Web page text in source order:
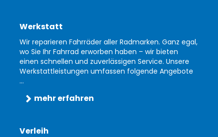
Werkstatt
Wir reparieren Fahrräder aller Radmarken. Ganz egal,
wo Sie Ihr Fahrrad erworben haben – wir bieten
einen schnellen und zuverlässigen Service. Unsere
Werkstattleistungen umfassen folgende Angebote
...
mehr erfahren
Verleih